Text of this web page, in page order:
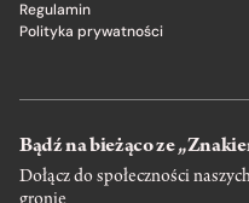
Regulamin
Polityka prywatności
Bądź na bieżąco ze
Dołącz do społeczności